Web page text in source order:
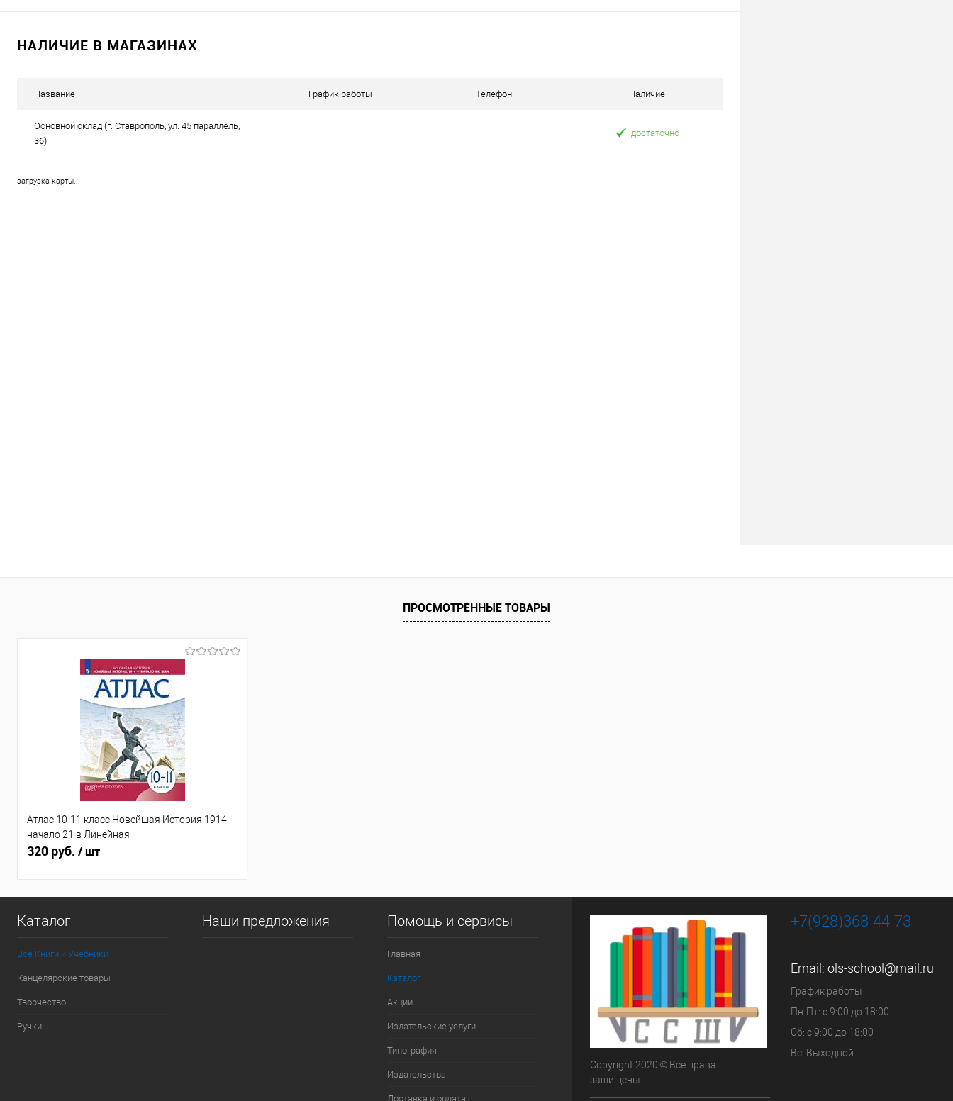
Купить в 1 клик
К сравнению
НАЛИЧИЕ В МАГАЗИНАХ
Название График работы Телефон Наличие
Основной склад (г. Ставрополь, ул. 45 параллель,
36)
достаточно
загрузка карты...
ПРОСМОТРЕННЫЕ ТОВАРЫ
Атлас 10-11 класс Новейшая История 1914-
начало 21 в Линейная
320 руб. / шт
Каталог
Все Книги и Учебники
Канцелярские товары
Творчество
Ручки
Наши предложения Помощь и сервисы
Главная
Каталог
Акции
Издательские услуги
Типография
Издательства
Доставка и оплата
Copyright 2020 © Все права
защищены.
+7(928)368-44-73
Email: ols-school@mail.ru
График работы
Пн-Пт: с 9:00 до 18:00
Сб: с 9:00 до 18:00
Вс: Выходной